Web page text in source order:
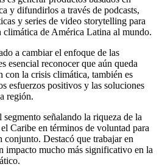
y difundirlos a través de podcasts,
y series de video storytelling para
climática de América Latina al mundo.
a cambiar el enfoque de las
esencial reconocer que aún queda
con la crisis climática, también es
esfuerzos positivos y las soluciones
región.
señalando la riqueza de la
Caribe en términos de voluntad para
conjunto. Destacó que trabajar en
impacto mucho más significativo en la